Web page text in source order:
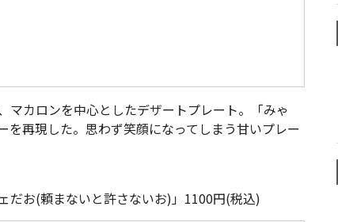
マカロンを中心としたデザートプレート。「みゃ
を再現した。思わず笑顔になってしまう甘いプレー
だお(頼まないと許さないお)」1100円(税込)